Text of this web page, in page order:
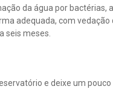
da água por bactérias,
adequada, com
seis meses.
e deixe um